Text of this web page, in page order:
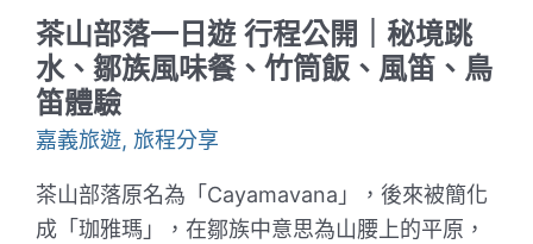
肺
開
放
水
域
潛
水
證
照
茶山部落一日遊 行程公開｜秘境跳
水、鄒族風味餐、竹筒飯、風笛、鳥
笛體驗
嘉義旅遊, 旅程分享
茶山部落原名為「Cayamavana」，後來被簡化
成「珈雅瑪」，在鄒族中意思為山腰上的平原，